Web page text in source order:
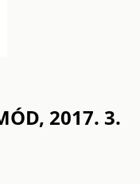
2017. 3.